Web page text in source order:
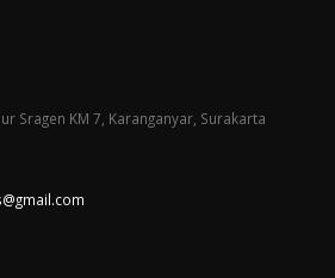
Sragen KM 7, Karanganyar, Surakarta